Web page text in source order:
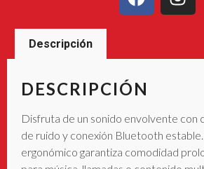
Descripción
DESCRIPCIÓN
Disfruta de un sonido envolvente con
de ruido y conexión Bluetooth estable.
ergonómico garantiza comodidad